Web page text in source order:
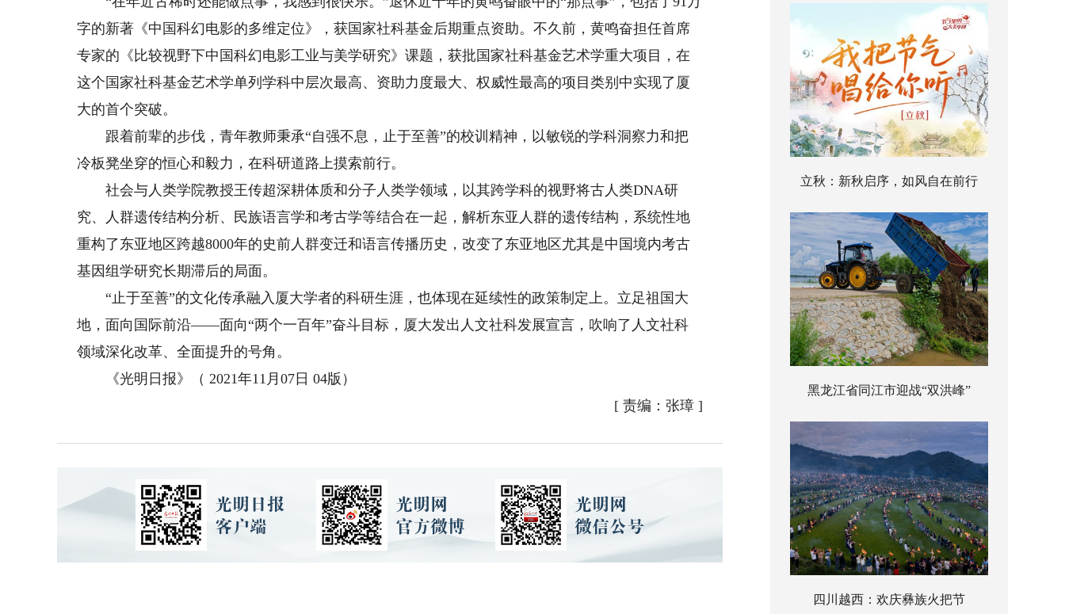
字的新著《中国科幻电影的多维定位》，获国家社科基金后期重点资助。不久前，黄鸣奋担任首席
专家的《比较视野下中国科幻电影工业与美学研究》课题，获批国家社科基金艺术学重大项目，在
这个国家社科基金艺术学单列学科中层次最高、资助力度最大、权威性最高的项目类别中实现了厦
大的首个突破。
跟着前辈的步伐，青年教师秉承“自强不息，止于至善”的校训精神，以敏锐的学科洞察力和把
冷板凳坐穿的恒心和毅力，在科研道路上摸索前行。
社会与人类学院教授王传超深耕体质和分子人类学领域，以其跨学科的视野将古人类DNA研
究、人群遗传结构分析、民族语言学和考古学等结合在一起，解析东亚人群的遗传结构，系统性地
重构了东亚地区跨越8000年的史前人群变迁和语言传播历史，改变了东亚地区尤其是中国境内考古
基因组学研究长期滞后的局面。
“止于至善”的文化传承融入厦大学者的科研生涯，也体现在延续性的政策制定上。立足祖国大
地，面向国际前沿——面向“两个一百年”奋斗目标，厦大发出人文社科发展宣言，吹响了人文社科
领域深化改革、全面提升的号角。
《光明日报》（ 2021年11月07日 04版）
[ 责编：张璋]
立秋：新秋启序，如风自在前行
黑龙江省同江市迎战“双洪峰”
四川越西：欢庆彝族火把节